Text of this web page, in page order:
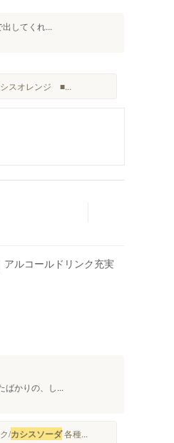
してくれ...
スオレンジ ■...
ルコールドリンク充実
ばかりの、し...
/カシスソーダ各種...